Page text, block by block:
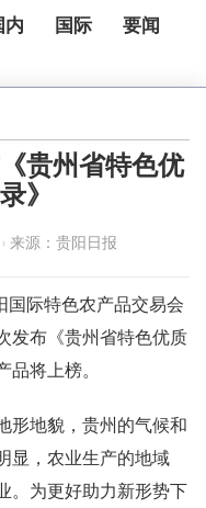
内 国际
要闻
贵州省特色优
》
来源：贵阳日报
国际特色农产品交易会
发布《贵州省特色优质
品将上榜。
形地貌，贵州的气候和
显，农业生产的地域
。为更好助力新形势下